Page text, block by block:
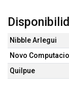
Nibble Arlegui
Novo
Quilpue